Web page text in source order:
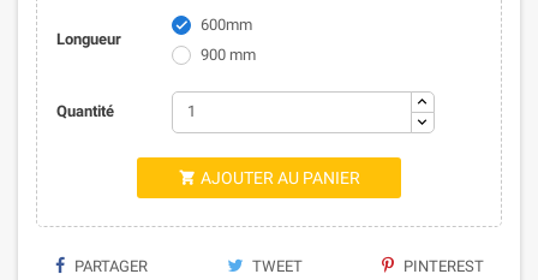
Longueur

600mm
900 mm
Quantité
 AJOUTER AU PANIER
PARTAGER TWEET PINTEREST